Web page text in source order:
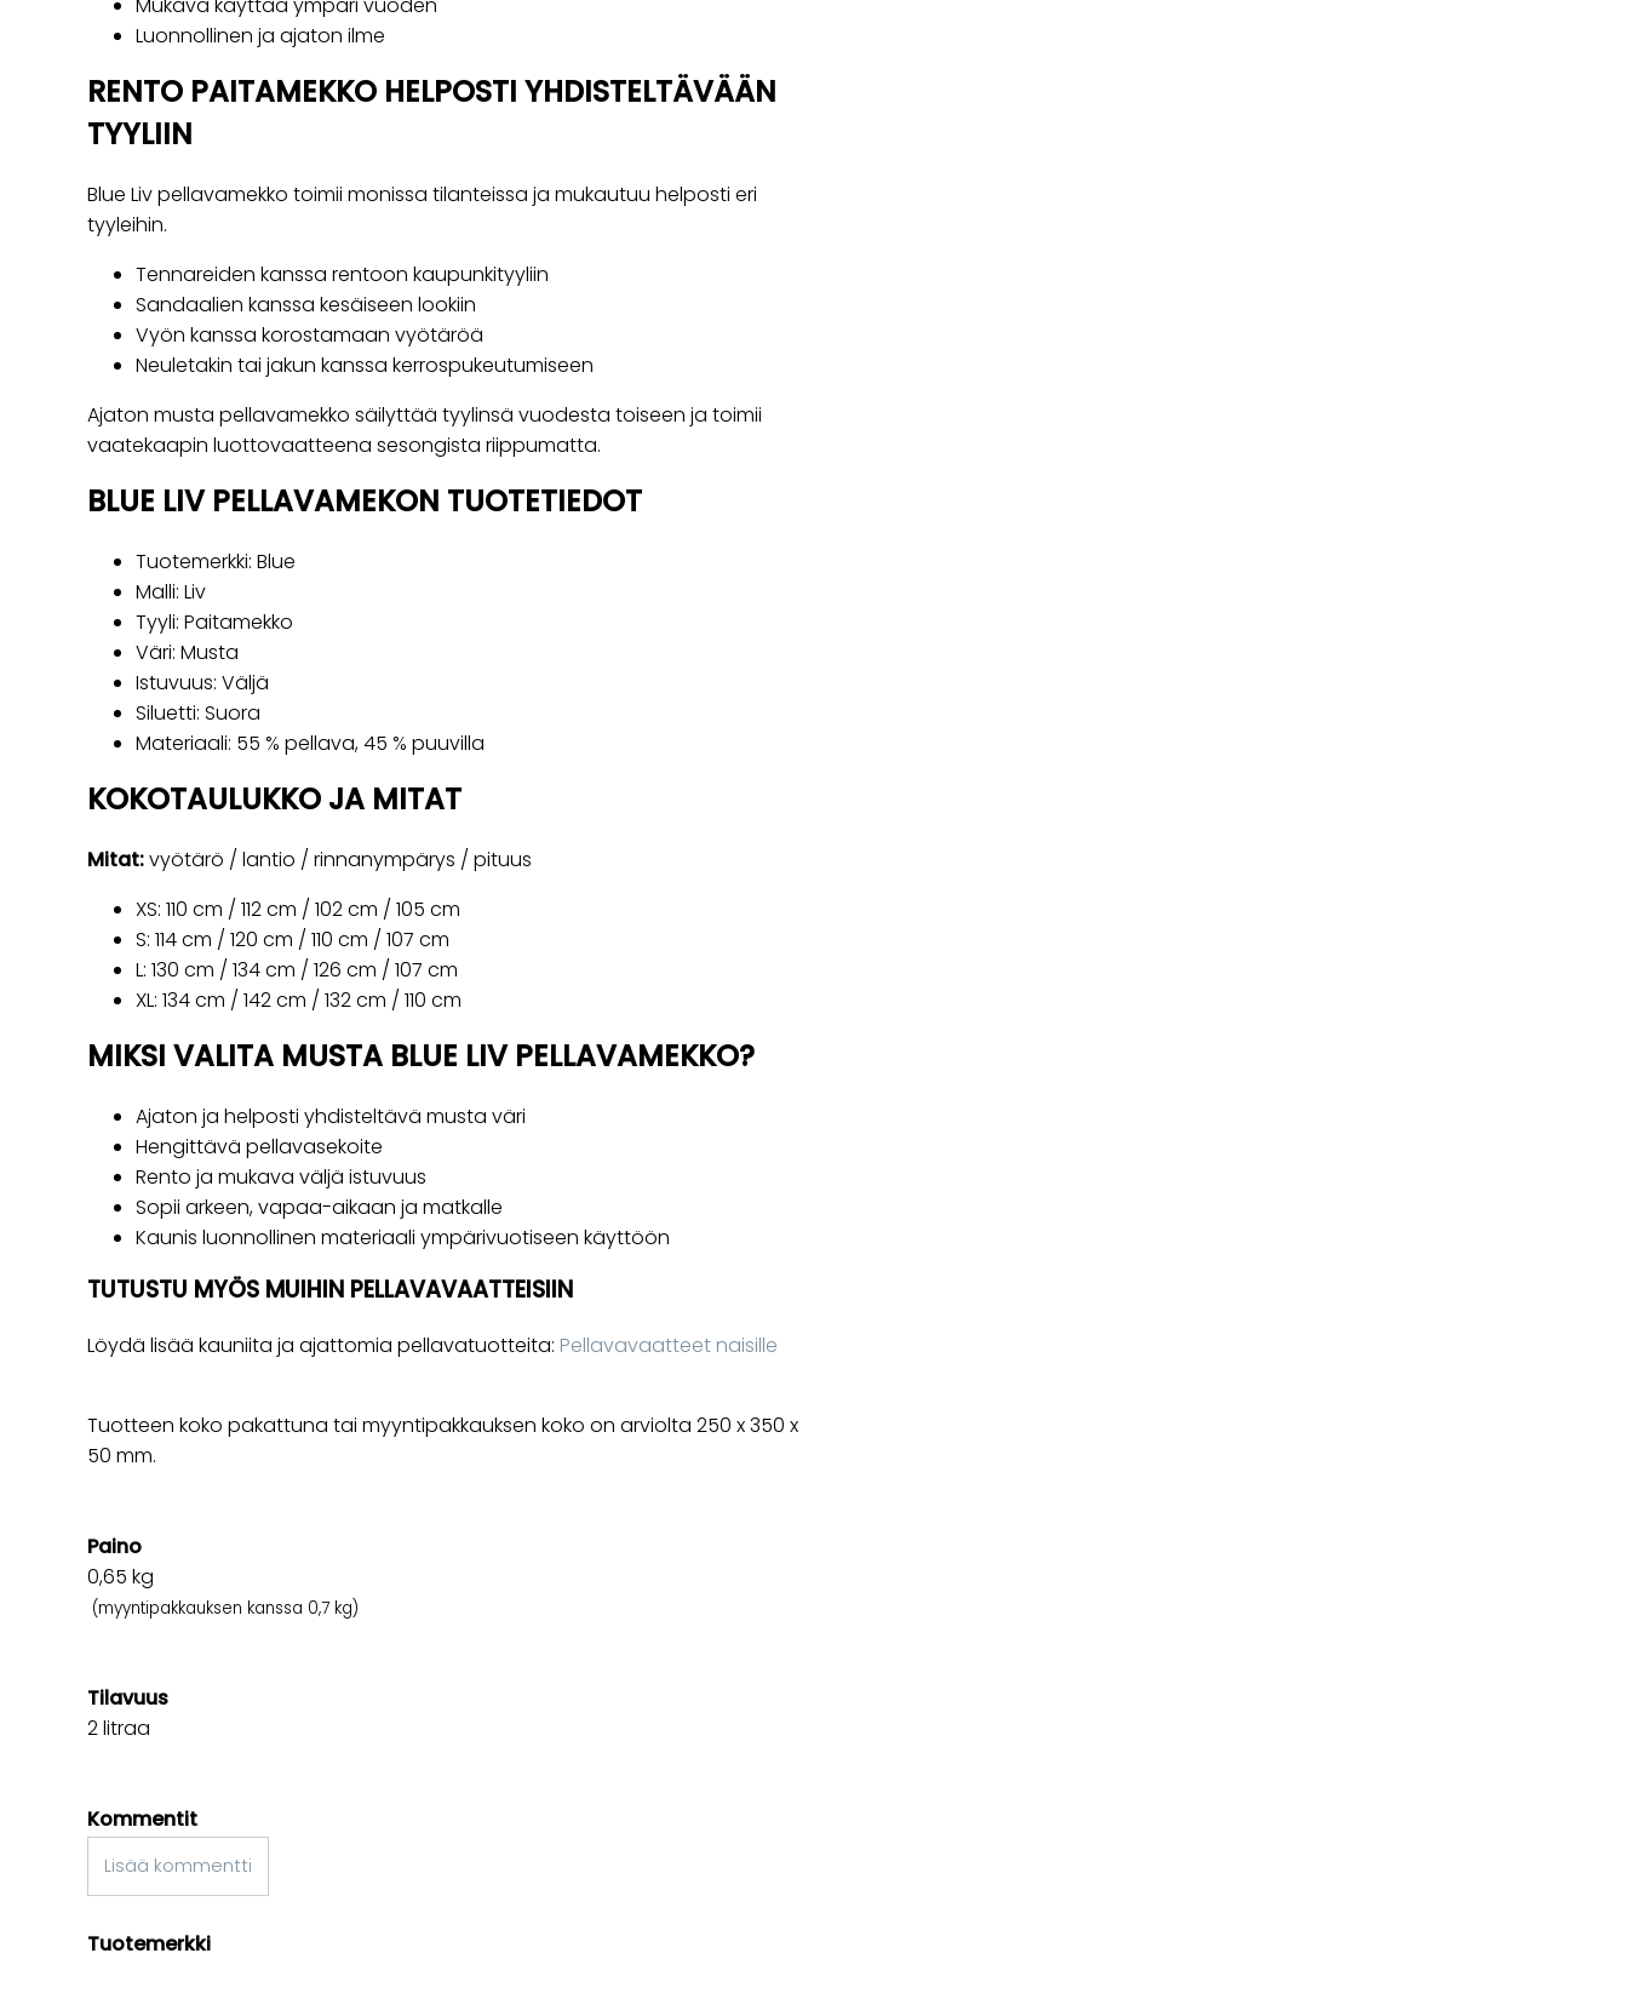
Mukava käyttää ympäri vuoden
Luonnollinen ja ajaton ilme
RENTO PAITAMEKKO HELPOSTI YHDISTELTÄVÄÄN
TYYLIIN
Blue Liv pellavamekko toimii monissa tilanteissa ja mukautuu helposti eri
tyyleihin.
Tennareiden kanssa rentoon kaupunkityyliin
Sandaalien kanssa kesäiseen lookiin
Vyön kanssa korostamaan vyötäröä
Neuletakin tai jakun kanssa kerrospukeutumiseen
Ajaton musta pellavamekko säilyttää tyylinsä vuodesta toiseen ja toimii
vaatekaapin luottovaatteena sesongista riippumatta.
BLUE LIV PELLAVAMEKON TUOTETIEDOT
Tuotemerkki: Blue
Malli: Liv
Tyyli: Paitamekko
Väri: Musta
Istuvuus: Väljä
Siluetti: Suora
Materiaali: 55 % pellava, 45 % puuvilla
KOKOTAULUKKO JA MITAT
Mitat:vyötärö / lantio / rinnanympärys / pituus
XS: 110 cm / 112 cm / 102 cm / 105 cm
S: 114 cm / 120 cm / 110 cm / 107 cm
L: 130 cm / 134 cm / 126 cm / 107 cm
XL: 134 cm / 142 cm / 132 cm / 110 cm
MIKSI VALITA MUSTA BLUE LIV PELLAVAMEKKO?
Ajaton ja helposti yhdisteltävä musta väri
Hengittävä pellavasekoite
Rento ja mukava väljä istuvuus
Sopii arkeen, vapaa-aikaan ja matkalle
Kaunis luonnollinen materiaali ympärivuotiseen käyttöön
TUTUSTU MYÖS MUIHIN PELLAVAVAATTEISIIN
Löydä lisää kauniita ja ajattomia pellavatuotteita: Pellavavaatteet naisille
Tuotteen koko pakattuna tai myyntipakkauksen koko on arviolta 250 x 350 x
50 mm.
Paino
0,65 kg
(myyntipakkauksen kanssa 0,7 kg)
Tilavuus
2 litraa
Kommentit
Lisää kommentti
Tuotemerkki